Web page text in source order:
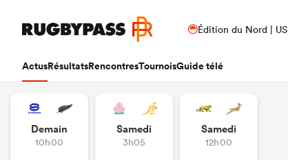
Édition du Nord | US
ActusRésultatsRencontresTournoisGuide télé
Demain
10h00
Samedi
3h05
Samedi
12h00